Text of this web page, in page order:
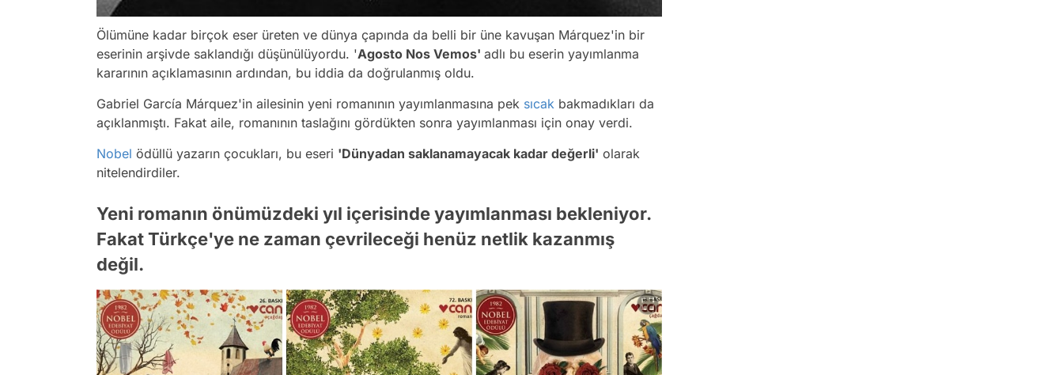
Ölümüne kadar birçok eser üreten ve dünya çapında da belli bir üne kavuşan Márquez'in bir
eserinin arşivde saklandığı düşünülüyordu. 'Agosto Nos Vemos' adlı bu eserin yayımlanma
kararının açıklamasının ardından, bu iddia da doğrulanmış oldu.
Gabriel García Márquez'in ailesinin yeni romanının yayımlanmasına pek sıcak bakmadıkları da
açıklanmıştı. Fakat aile, romanının taslağını gördükten sonra yayımlanması için onay verdi.
Nobel ödüllü yazarın çocukları, bu eseri 'Dünyadan saklanamayacak kadar değerli' olarak
nitelendirdiler.
Yeni romanın önümüzdeki yıl içerisinde yayımlanması bekleniyor.
Fakat Türkçe'ye ne zaman çevrileceği henüz netlik kazanmış
değil.